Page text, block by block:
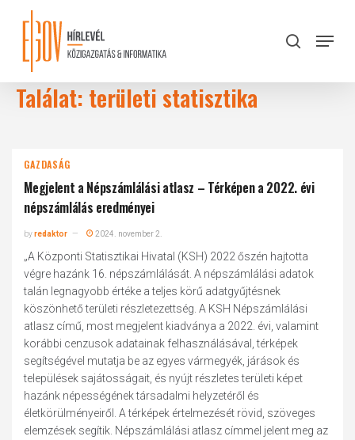
content
search
Menu
Találat: területi statisztika
GAZDASÁG
Megjelent a Népszámlálási atlasz – Térképen a 2022. évi
népszámlálás eredményei
byredaktor 2024. november 2.
„A Központi Statisztikai Hivatal (KSH) 2022 őszén hajtotta
végre hazánk 16. népszámlálását. A népszámlálási adatok
talán legnagyobb értéke a teljes körű adatgyűjtésnek
köszönhető területi részletezettség. A KSH Népszámlálási
atlasz című, most megjelent kiadványa a 2022. évi, valamint
korábbi cenzusok adatainak felhasználásával, térképek
segítségével mutatja be az egyes vármegyék, járások és
települések sajátosságait, és nyújt részletes területi képet
hazánk népességének társadalmi helyzetéről és
életkörülményeiről. A térképek értelmezését rövid, szöveges
elemzések segítik. Népszámlálási atlasz címmel jelent meg az
Close